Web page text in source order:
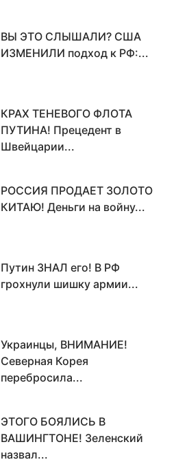
ВЫ ЭТО СЛЫШАЛИ? США
ИЗМЕНИЛИ подход к РФ:...
КРАХ ТЕНЕВОГО ФЛОТА
ПУТИНА! Прецедент в
Швейцарии...
РОССИЯ ПРОДАЕТ ЗОЛОТО
КИТАЮ! Деньги на войну...
Путин ЗНАЛ его! В РФ
грохнули шишку армии...
Украинцы, ВНИМАНИЕ!
Северная Корея
перебросила...
ЭТОГО БОЯЛИСЬ В
ВАШИНГТОНЕ! Зеленский
назвал...